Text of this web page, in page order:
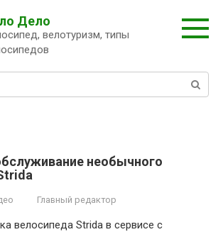
Дело
велотуризм, типы
необычного
Главный редактор
велосипеда Strida в сервисе с